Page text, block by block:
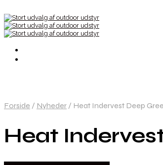
Forside / Nyheder / Heat Indervest Deep
Heat